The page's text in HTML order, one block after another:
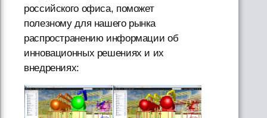
российского офиса, поможет
полезному для нашего рынка
распространению информации об
инновационных решениях и их
внедрениях: